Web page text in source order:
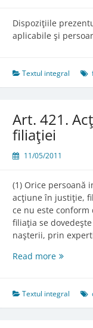
Dispoziţiile
aplicabile şi
Textul integral
Art. 421.
filiaţiei
11/05/2011
(1) Orice persoană
acţiune în justiţie,
ce nu este conform
filiaţia se
naşterii, prin
Read moreArt.
în
Textul integral